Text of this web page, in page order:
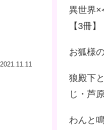
2021.11.11
異世界×
【3冊】
お狐様
狼殿下
じ・芦
わんと